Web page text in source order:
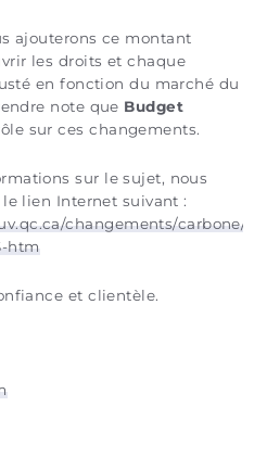
ajouterons ce montant
les droits et chaque
en fonction du marché du
note que Budget
sur ces changements.
sur le sujet, nous
lien Internet suivant :
changements/carbone/
htm
et clientèle.